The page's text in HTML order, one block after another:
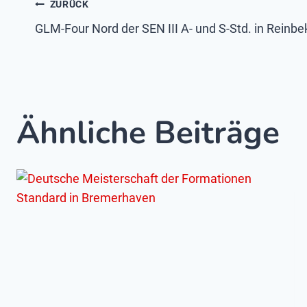
Beitragsnavigation
ZURÜCK
GLM-Four Nord der SEN III A- und S-Std. in
Ähnliche Beiträge